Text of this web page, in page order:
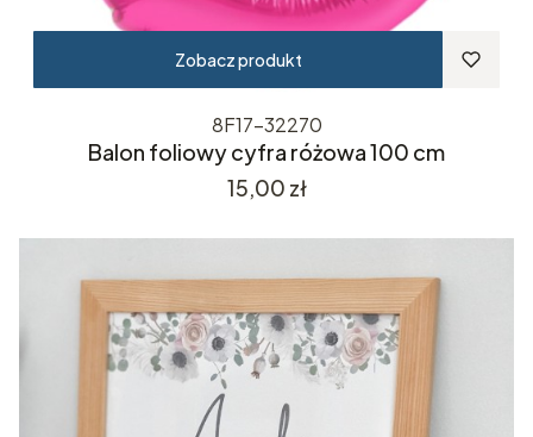
Zobacz produkt
8F17-32270
Balon foliowy cyfra różowa 100 cm
Cena
15,00 zł